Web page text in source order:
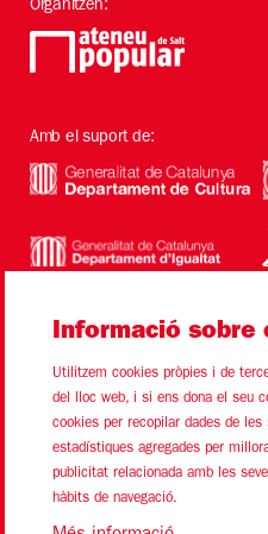
Organitzen:
Amb el suport de:
Sitemap Avís Legal
Informació sobre
Utilitzem cookies pròpies i de
del lloc web, i si ens dona el seu
cookies per recopilar dades de
estadístiques agregades per
publicitat relacionada amb les
hàbits de navegació.